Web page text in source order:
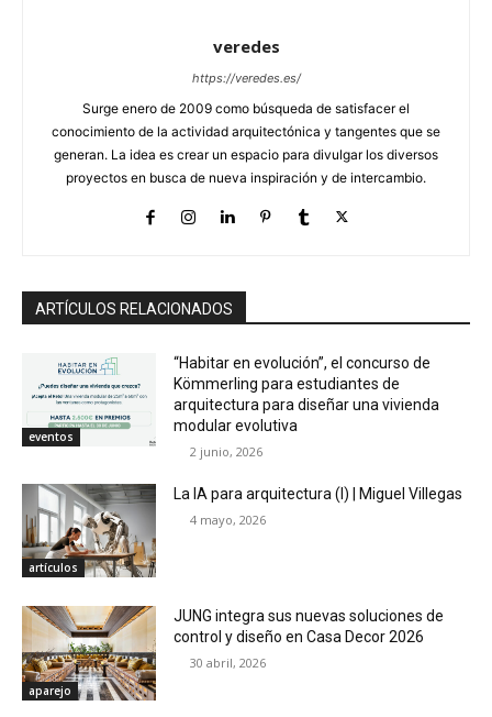
veredes
https://veredes.es/
Surge enero de 2009 como búsqueda de satisfacer el
conocimiento de la actividad arquitectónica y tangentes que se
generan. La idea es crear un espacio para divulgar los diversos
proyectos en busca de nueva inspiración y de intercambio.
ARTÍCULOS RELACIONADOS
eventos
“Habitar en evolución”, el concurso de
Kömmerling para estudiantes de
arquitectura para diseñar una vivienda
modular evolutiva
2 junio, 2026
artículos
La IA para arquitectura (I) | Miguel Villegas
4 mayo, 2026
aparejo
JUNG integra sus nuevas soluciones de
control y diseño en Casa Decor 2026
30 abril, 2026